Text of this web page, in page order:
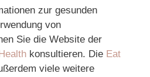
zur gesunden
von
Sie die Website der
konsultieren. Die Eat
viele weitere